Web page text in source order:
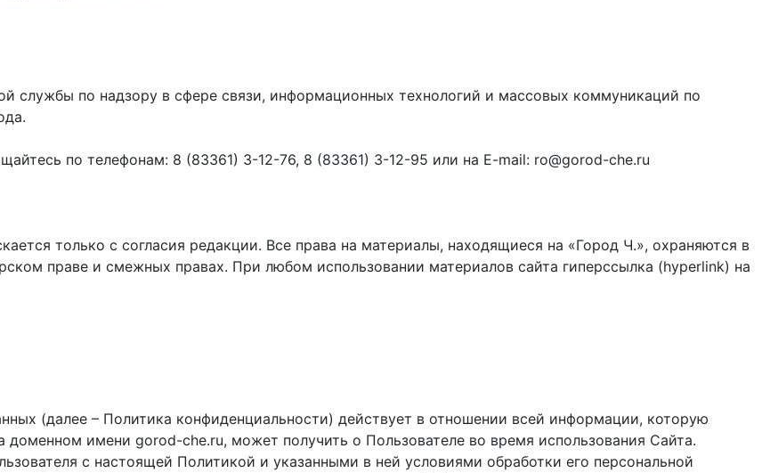
службы по надзору в сфере связи, информационных технологий и массовых коммуникаций по
по телефонам: 8 (83361) 3-12-76, 8 (83361) 3-12-95 или на E-mail: ro@gorod-che.ru
только с согласия редакции. Все права на материалы, находящиеся на «Город Ч.», охраняются в
праве и смежных правах. При любом использовании материалов сайта гиперссылка (hyperlink) на
(далее – Политика конфиденциальности) действует в отношении всей информации, которую
имени gorod-che.ru, может получить о Пользователе во время использования Cайта.
с настоящей Политикой и указанными в ней условиями обработки его персональной